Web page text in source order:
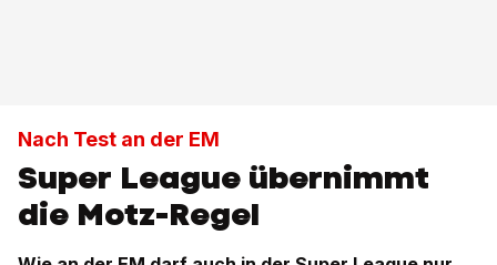
Nach Test an der EM
Super League übernimmt
die Motz-Regel